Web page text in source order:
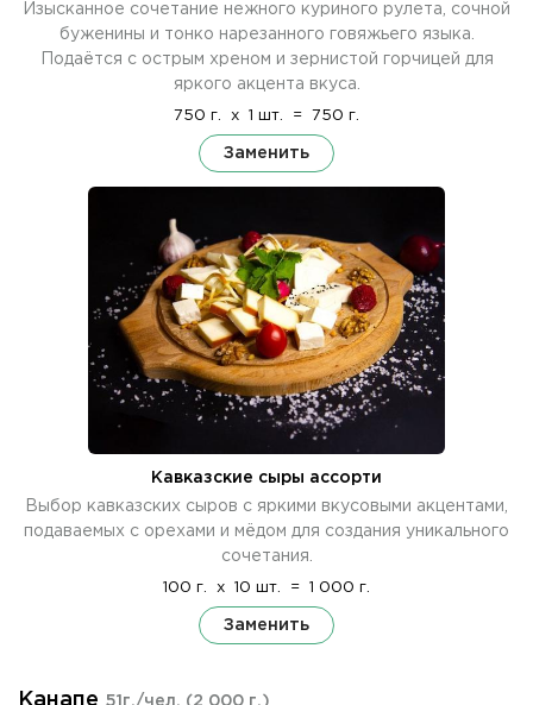
Изысканное сочетание нежного куриного рулета, сочной
буженины и тонко нарезанного говяжьего языка.
Подаётся с острым хреном и зернистой горчицей для
яркого акцента вкуса.
750 г. x 1 шт. = 750 г.
Заменить
Кавказские сыры ассорти
Выбор кавказских сыров с яркими вкусовыми акцентами,
подаваемых с орехами и мёдом для создания уникального
сочетания.
100 г. x 10 шт. = 1 000 г.
Заменить
Канапе 51г./чел. (2 000 г.)